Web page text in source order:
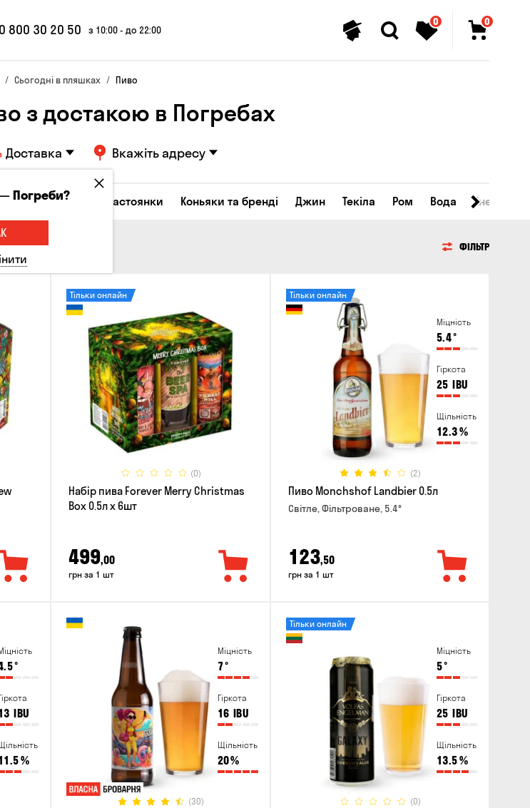
0 800 30 20 50 з 10:00 - до 22:00
0 0
Сьогодні в пляшках Пиво
з достакою в Погребах
Доставка Вкажіть адресу
Соджу Лікери та настоянки Коньяки та бренді Джин Текіла Ром Вода
ФІЛЬТР
(0)
Тільки онлайн
Набір пива Forever Merry Christmas
Box 0.5л x 6шт
499,00
грн за 1 шт
Міцність
5.4°
Гіркота
25 IBU
Щільність
12.3%
(2)
Тільки онлайн
Пиво Monchshof Landbier 0.5л
Світле, Фільтроване, 5.4°
123,50
грн за 1 шт
°
IBU
%
Міцність
7°
Гіркота
16 IBU
Щільність
20%
(30)
Міцність
5°
Гіркота
25 IBU
Щільність
13.5%
(0)
Тільки онлайн
Погреби?